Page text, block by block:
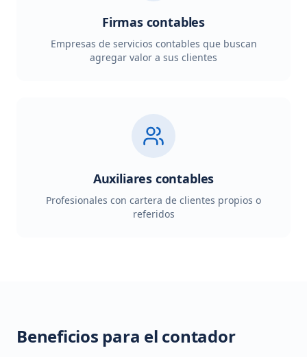
Firmas contables
Empresas de servicios contables que buscan
agregar valor a sus clientes
Auxiliares contables
Profesionales con cartera de clientes propios o
referidos
Beneficios para el contador